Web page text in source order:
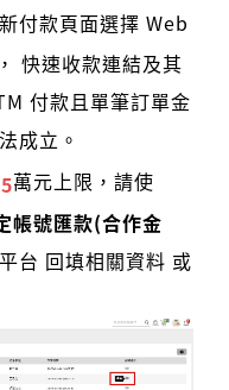
付款頁面選擇 Web
快速收款連結及其
付款且單筆訂單金
成立。
5萬元上限，請使
帳號匯款(合作金
台 回填相關資料 或